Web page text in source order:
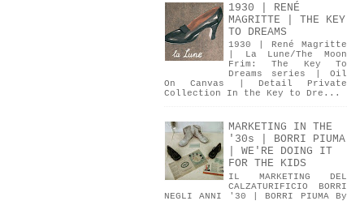
1930 | RENÉ
MAGRITTE | THE KEY
TO DREAMS
1930 | René Magritte
| La Lune/The Moon
Frim: The Key To
Dreams series | Oil
On Canvas | Detail Private
Collection In the Key to Dre...
MARKETING IN THE
'30s | BORRI PIUMA
| WE'RE DOING IT
FOR THE KIDS
IL MARKETING DEL
CALZATURIFICIO BORRI
NEGLI ANNI '30 | BORRI PIUMA By